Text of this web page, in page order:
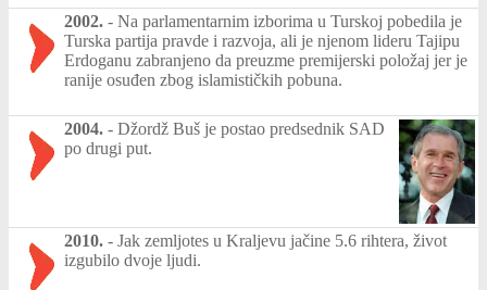
2002. - Na parlamentarnim izborima u Turskoj pobedila je
Turska partija pravde i razvoja, ali je njenom lideru Tajipu
Erdoganu zabranjeno da preuzme premijerski položaj jer je
ranije osuđen zbog islamističkih pobuna.
2004. - Džordž Buš je postao predsednik SAD
po drugi put.
2010. - Jak zemljotes u Kraljevu jačine 5.6 rihtera, život
izgubilo dvoje ljudi.